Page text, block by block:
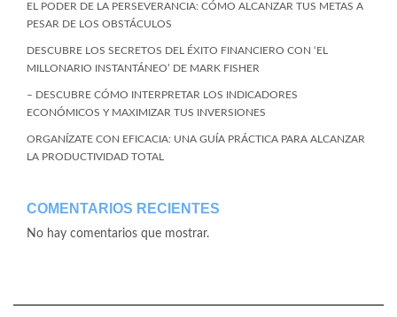
EL PODER DE LA PERSEVERANCIA: CÓMO ALCANZAR TUS METAS A
PESAR DE LOS OBSTÁCULOS
DESCUBRE LOS SECRETOS DEL ÉXITO FINANCIERO CON ‘EL
MILLONARIO INSTANTÁNEO’ DE MARK FISHER
– DESCUBRE CÓMO INTERPRETAR LOS INDICADORES
ECONÓMICOS Y MAXIMIZAR TUS INVERSIONES
ORGANÍZATE CON EFICACIA: UNA GUÍA PRÁCTICA PARA ALCANZAR
LA PRODUCTIVIDAD TOTAL
COMENTARIOS RECIENTES
No hay comentarios que mostrar.